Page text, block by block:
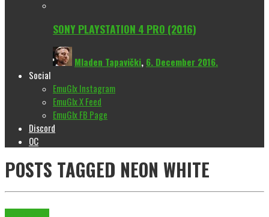
SONY PLAYSTATION 4 PRO (2016)
Mladen Tapavički, 6. December 2016.
Social
EmuGlx Instagram
EmuGlx X Feed
EmuGlx FB Page
Discord
OC
POSTS TAGGED NEON WHITE